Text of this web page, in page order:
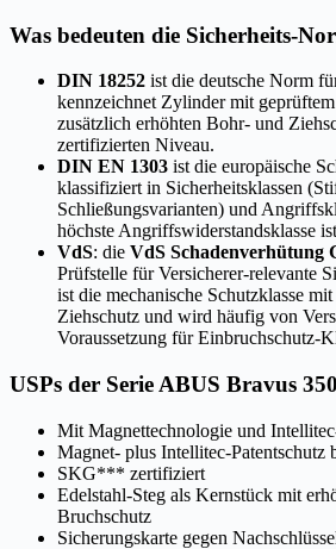
Was bedeuten die Sicherheits-
DIN 18252 ist die deutsche Norm
kennzeichnet Zylinder mit
zusätzlich erhöhten Bohr- und
zertifizierten Niveau.
DIN EN 1303 ist die europäische
klassifiziert in Sicherheitsklassen
Schließungsvarianten) und
höchste Angriffswiderstandsklasse
VdS: die VdS Schadenverhütung
Prüfstelle für Versicherer-relevante
ist die mechanische Schutzklasse
Ziehschutz und wird häufig von
Voraussetzung für Einbruchschutz-
USPs der Serie ABUS Bravus
Mit Magnettechnologie und
Magnet- plus Intellitec-Patentschutz
SKG*** zertifiziert
Edelstahl-Steg als Kernstück mit
Bruchschutz
Sicherungskarte gegen